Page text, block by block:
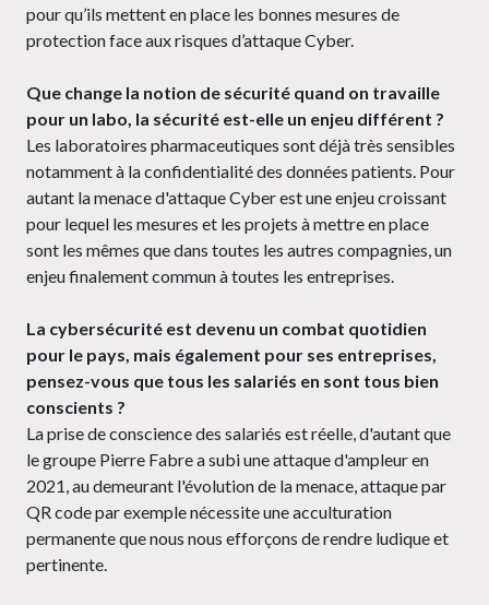
pour qu’ils mettent en place les bonnes mesures de
protection face aux risques d’attaque Cyber.
Que change la notion de sécurité quand on travaille
pour un labo, la sécurité est-elle un enjeu différent ?
Les laboratoires pharmaceutiques sont déjà très sensibles
notamment à la confidentialité des données patients. Pour
autant la menace d'attaque Cyber est une enjeu croissant
pour lequel les mesures et les projets à mettre en place
sont les mêmes que dans toutes les autres compagnies, un
enjeu finalement commun à toutes les entreprises.
La cybersécurité est devenu un combat quotidien
pour le pays, mais également pour ses entreprises,
pensez-vous que tous les salariés en sont tous bien
conscients ?
La prise de conscience des salariés est réelle, d'autant que
le groupe Pierre Fabre a subi une attaque d'ampleur en
2021, au demeurant l'évolution de la menace, attaque par
QR code par exemple nécessite une acculturation
permanente que nous nous efforçons de rendre ludique et
pertinente.